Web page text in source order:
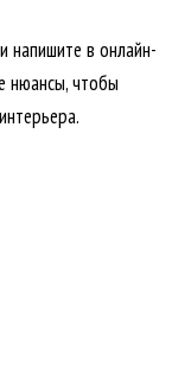
напишите в онлайн-
нюансы, чтобы